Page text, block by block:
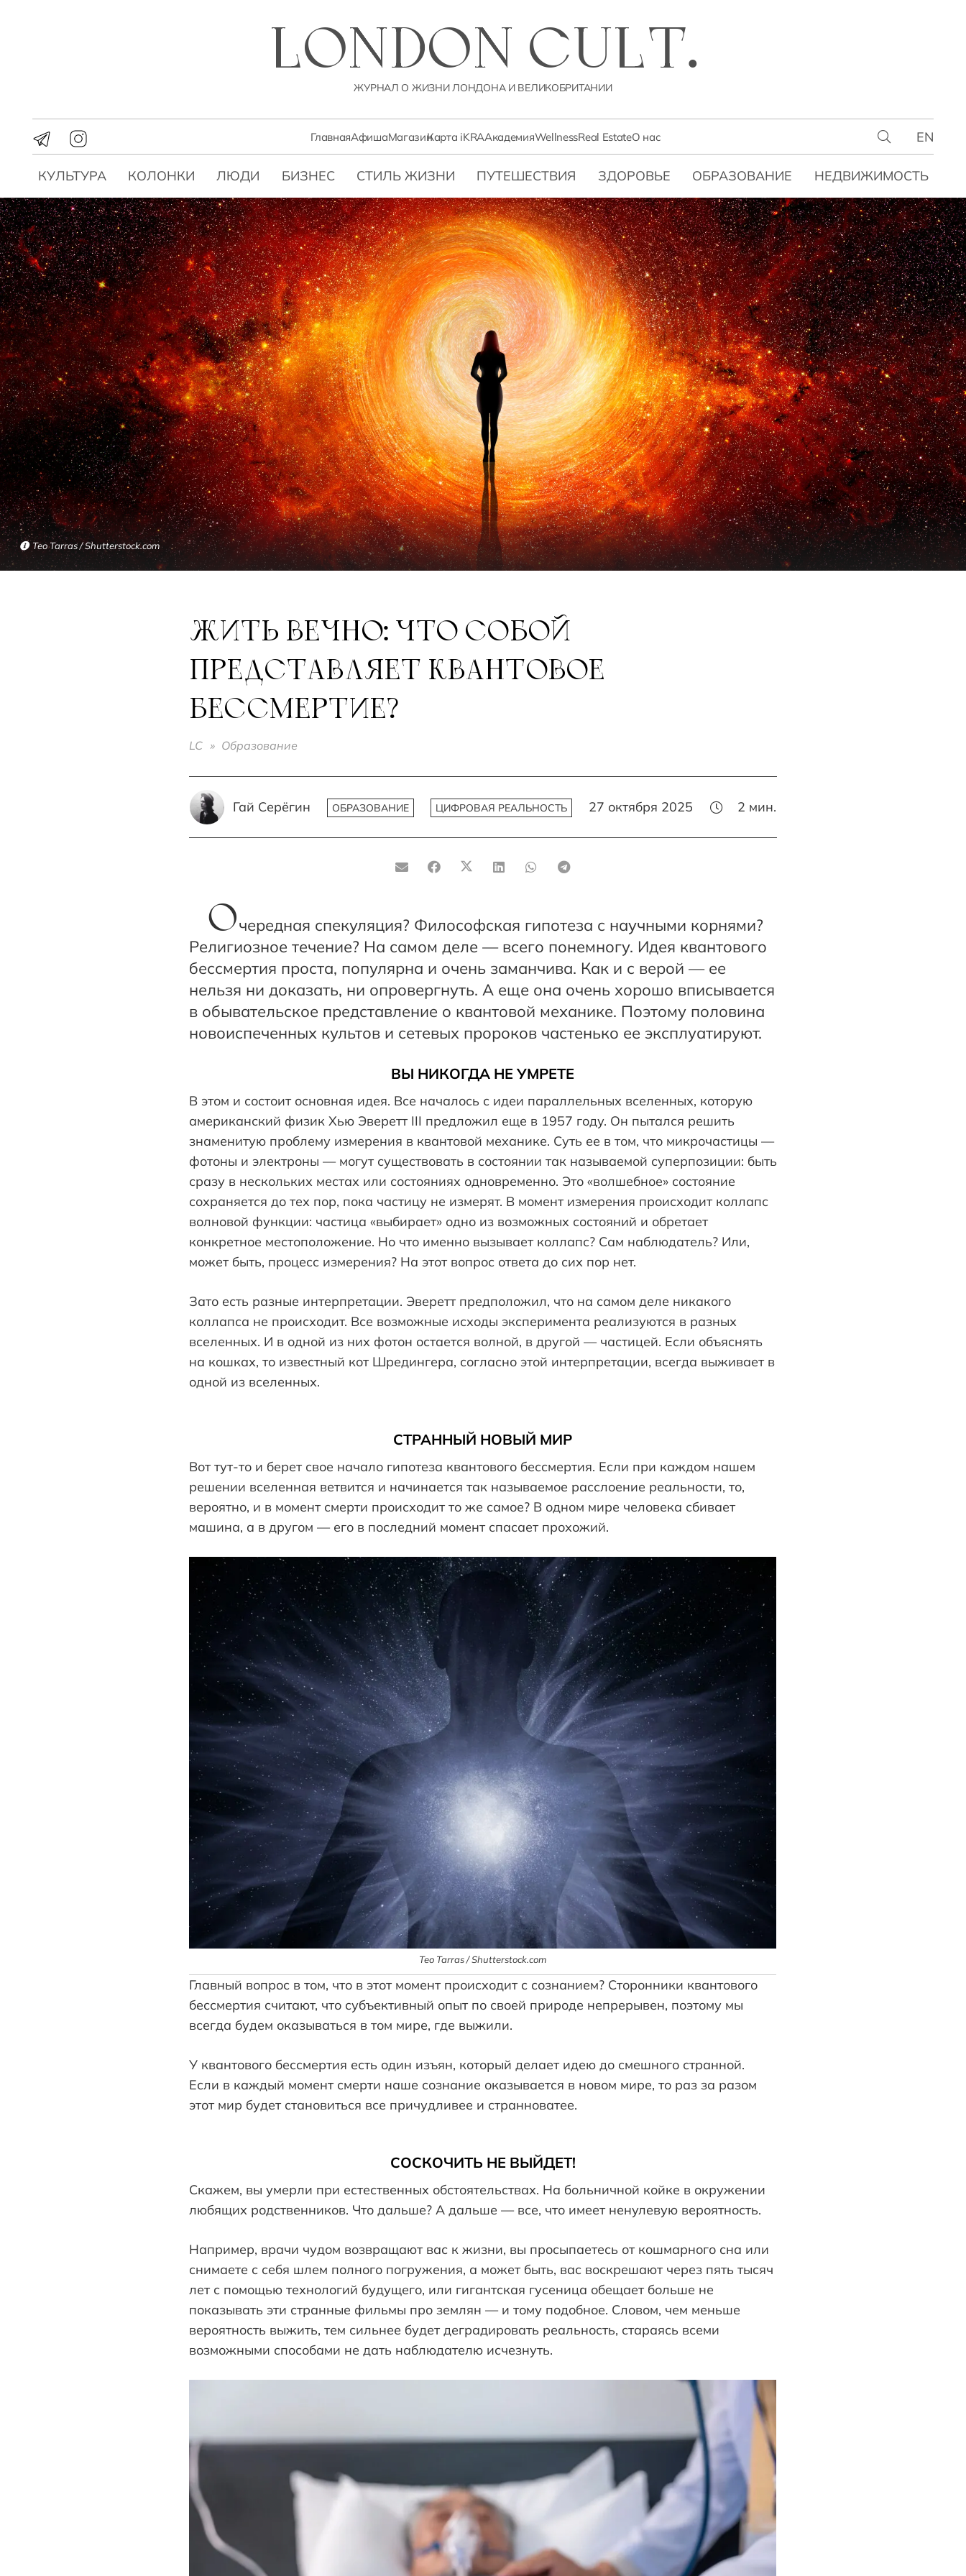
LONDON CULT.
ЖУРНАЛ О ЖИЗНИ ЛОНДОНА И ВЕЛИКОБРИТАНИИ
ГлавнаяАфишаМагазинКарта iKRAАкадемияWellnessReal EstateО нас EN
КУЛЬТУРА КОЛОНКИ ЛЮДИ БИЗНЕС СТИЛЬ ЖИЗНИ ПУТЕШЕСТВИЯ ЗДОРОВЬЕ ОБРАЗОВАНИЕ НЕДВИЖИМОСТЬ
Teo Tarras / Shutterstock.com
ЖИТЬ ВЕЧНО: ЧТО СОБОЙ
ПРЕДСТАВЛЯЕТ КВАНТОВОЕ
БЕССМЕРТИЕ?
LC » Образование
Гай Серёгин ОБРАЗОВАНИЕ ЦИФРОВАЯ РЕАЛЬНОСТЬ 27 октября 2025 2 мин.
Очередная спекуляция? Философская гипотеза с научными корнями?
Религиозное течение? На самом деле — всего понемногу. Идея квантового
бессмертия проста, популярна и очень заманчива. Как и с верой — ее
нельзя ни доказать, ни опровергнуть. А еще она очень хорошо вписывается
в обывательское представление о квантовой механике. Поэтому половина
новоиспеченных культов и сетевых пророков частенько ее эксплуатируют.
ВЫ НИКОГДА НЕ УМРЕТЕ
В этом и состоит основная идея. Все началось с идеи параллельных вселенных, которую
американский физик Хью Эверетт III предложил еще в 1957 году. Он пытался решить
знаменитую проблему измерения в квантовой механике. Суть ее в том, что микрочастицы —
фотоны и электроны — могут существовать в состоянии так называемой суперпозиции: быть
сразу в нескольких местах или состояниях одновременно. Это «волшебное» состояние
сохраняется до тех пор, пока частицу не измерят. В момент измерения происходит коллапс
волновой функции: частица «выбирает» одно из возможных состояний и обретает
конкретное местоположение. Но что именно вызывает коллапс? Сам наблюдатель? Или,
может быть, процесс измерения? На этот вопрос ответа до сих пор нет.
Зато есть разные интерпретации. Эверетт предположил, что на самом деле никакого
коллапса не происходит. Все возможные исходы эксперимента реализуются в разных
вселенных. И в одной из них фотон остается волной, в другой — частицей. Если объяснять
на кошках, то известный кот Шредингера, согласно этой интерпретации, всегда выживает в
одной из вселенных.
СТРАННЫЙ НОВЫЙ МИР
Вот тут-то и берет свое начало гипотеза квантового бессмертия. Если при каждом нашем
решении вселенная ветвится и начинается так называемое расслоение реальности, то,
вероятно, и в момент смерти происходит то же самое? В одном мире человека сбивает
машина, а в другом — его в последний момент спасает прохожий.
Teo Tarras / Shutterstock.com
Главный вопрос в том, что в этот момент происходит с сознанием? Сторонники квантового
бессмертия считают, что субъективный опыт по своей природе непрерывен, поэтому мы
всегда будем оказываться в том мире, где выжили.
У квантового бессмертия есть один изъян, который делает идею до смешного странной.
Если в каждый момент смерти наше сознание оказывается в новом мире, то раз за разом
этот мир будет становиться все причудливее и странноватее.
СОСКОЧИТЬ НЕ ВЫЙДЕТ!
Скажем, вы умерли при естественных обстоятельствах. На больничной койке в окружении
любящих родственников. Что дальше? А дальше — все, что имеет ненулевую вероятность.
Например, врачи чудом возвращают вас к жизни, вы просыпаетесь от кошмарного сна или
снимаете с себя шлем полного погружения, а может быть, вас воскрешают через пять тысяч
лет с помощью технологий будущего, или гигантская гусеница обещает больше не
показывать эти странные фильмы про землян — и тому подобное. Словом, чем меньше
вероятность выжить, тем сильнее будет деградировать реальность, стараясь всеми
возможными способами не дать наблюдателю исчезнуть.